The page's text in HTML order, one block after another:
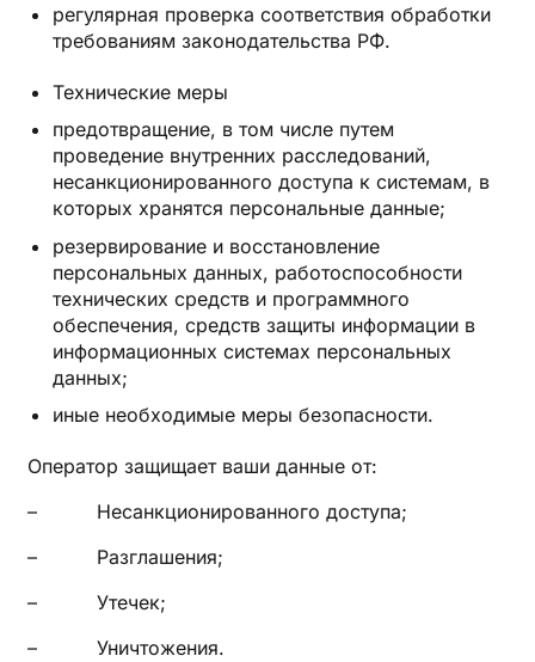
регулярная проверка соответствия обработки
требованиям законодательства РФ.
Технические меры
предотвращение, в том числе путем
проведение внутренних расследований,
несанкционированного доступа к системам, в
которых хранятся персональные данные;
резервирование и восстановление
персональных данных, работоспособности
технических средств и программного
обеспечения, средств защиты информации в
информационных системах персональных
данных;
иные необходимые меры безопасности.
Оператор защищает ваши данные от:
– Несанкционированного доступа;
– Разглашения;
– Утечек;
– Уничтожения.